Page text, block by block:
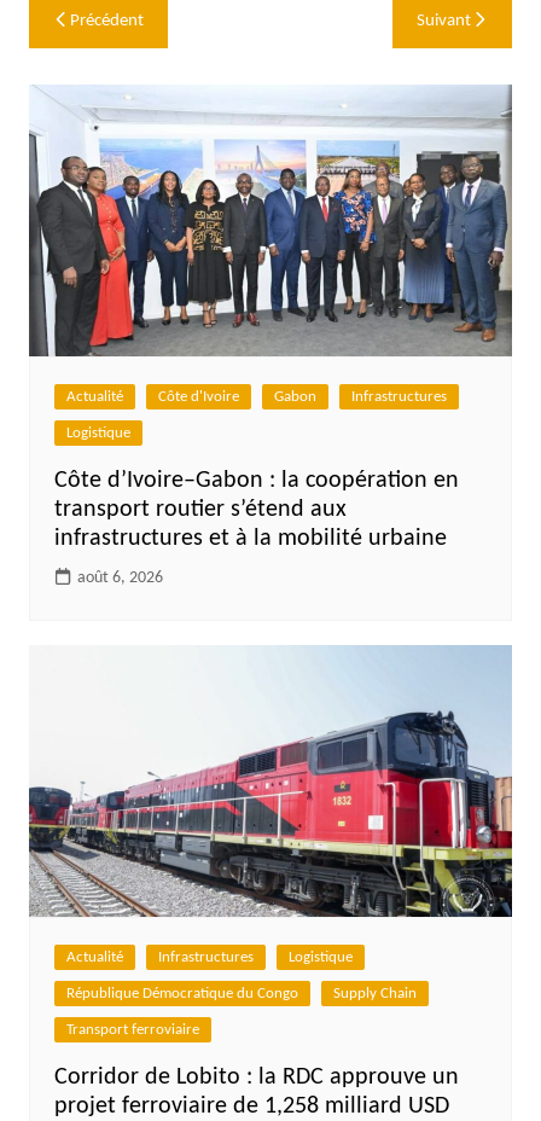
Navigation
de
l’article
Précédent Suivant
Actualité Côte d'Ivoire Gabon Infrastructures
Logistique
Côte d’Ivoire–Gabon : la coopération en
transport routier s’étend aux
infrastructures et à la mobilité urbaine
août 6, 2026
Actualité Infrastructures Logistique
République Démocratique du Congo Supply Chain
Transport ferroviaire
Corridor de Lobito : la RDC approuve un
projet ferroviaire de 1,258 milliard USD